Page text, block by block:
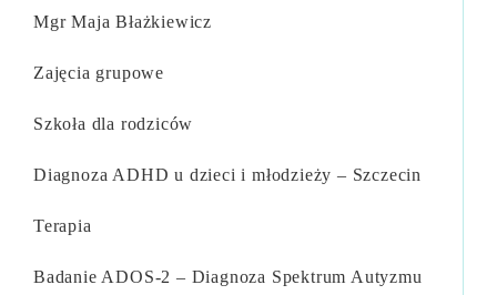
Mgr Maja Błażkiewicz​
Zajęcia grupowe
Szkoła dla rodziców
Diagnoza ADHD u dzieci i młodzieży – Szczecin
Terapia
Badanie ADOS-2 – Diagnoza Spektrum Autyzmu